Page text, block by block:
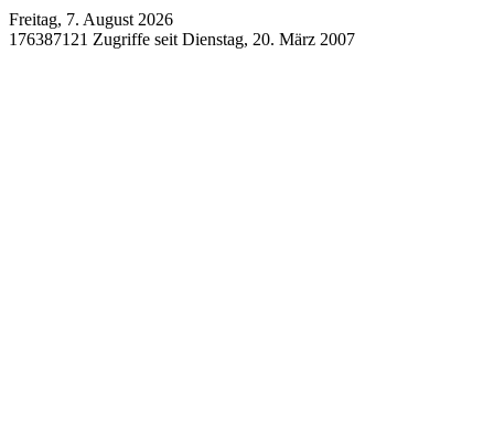
Freitag, 7. August 2026
176387121 Zugriffe seit Dienstag, 20. März 2007